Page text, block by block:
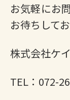
お気軽にお
お待ちして
株式会社ケ
TEL：072-